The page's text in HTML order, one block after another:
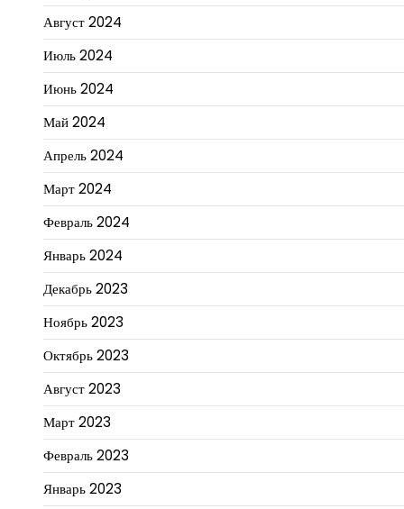
Август 2024
Июль 2024
Июнь 2024
Май 2024
Апрель 2024
Март 2024
Февраль 2024
Январь 2024
Декабрь 2023
Ноябрь 2023
Октябрь 2023
Август 2023
Март 2023
Февраль 2023
Январь 2023